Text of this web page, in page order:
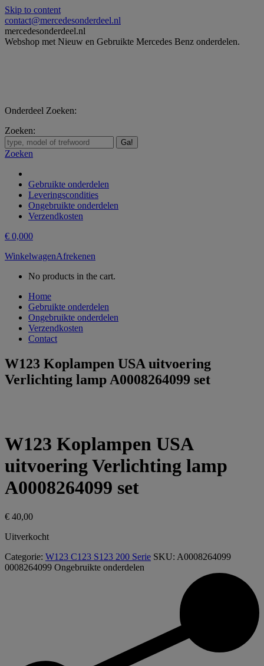
Skip to content
contact@mercedesonderdeel.nl
mercedesonderdeel.nl
Webshop met Nieuw en Gebruikte Mercedes Benz onderdelen.
Onderdeel Zoeken:
Zoeken:
Zoeken
Gebruikte onderdelen
Leveringscondities
Ongebruikte onderdelen
Verzendkosten
€ 0,000
WinkelwagenAfrekenen
No products in the cart.
Home
Gebruikte onderdelen
Ongebruikte onderdelen
Verzendkosten
Contact
W123 Koplampen USA uitvoering
Verlichting lamp A0008264099 set
W123 Koplampen USA
uitvoering Verlichting lamp
A0008264099 set
€ 40,00
Uitverkocht
Categorie: W123 C123 S123 200 Serie SKU: A0008264099
0008264099 Ongebruikte onderdelen